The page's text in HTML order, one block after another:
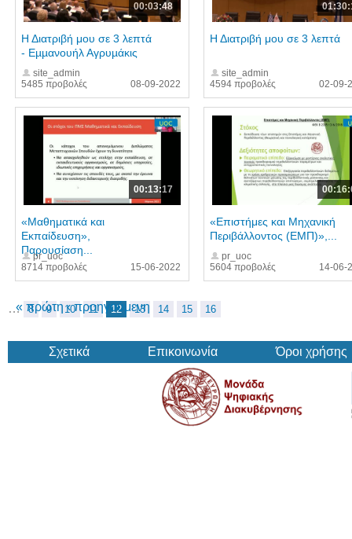
00:03:48
5485 προβολές
Η Διατριβή μου σε 3 λεπτά
- Εµµανουήλ Αγρυµάκις
site_admin
08-09-2022
4594 προβολές
Η Διατριβή μου σε 3 λεπτά
site_admin
02-09-
00:13:17
8714 προβολές
«Μαθηματικά και
Εκπαίδευση»,
Παρουσίαση...
pr_uoc
15-06-2022
5604 προβολές
«Επιστήμες και Μηχανική
Περιβάλλοντος (ΕΜΠ)»,...
pr_uoc
14-06-
« πρώτη ‹ προηγούμενη
… 8 9 10 11 12 13 14 15 16
Σχετικά Επικοινωνία Όροι χρήσης